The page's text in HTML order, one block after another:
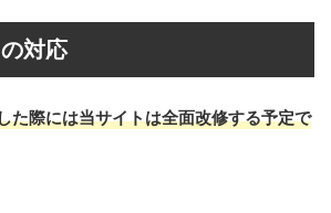
対応
た際には当サイトは全面改修する予定で